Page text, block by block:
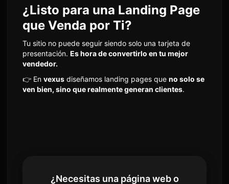
¿Listo para una Landing Page
que Venda por Ti?
Tu sitio no puede seguir siendo solo una tarjeta de
presentación. Es hora de convertirlo en tu mejor
vendedor.
👉 En vexusdiseñamos landing pages que no solo se
ven bien, sino que realmente generan clientes.
¿Necesitas una página web o